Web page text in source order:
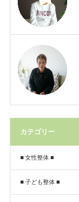
カテゴリー
■ 女性整体 ■
■ 子ども整体 ■